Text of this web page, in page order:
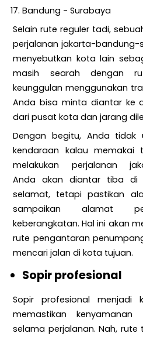
Bandung - Surabaya
Selain rute reguler tadi,
perjalanan jakarta-bandung-
menyebutkan kota lain
masih searah dengan
keunggulan menggunakan
Anda bisa minta diantar ke
dari pusat kota dan jarang
Dengan begitu, Anda tidak
kendaraan kalau memakai
melakukan perjalanan
Anda akan diantar tiba di
selamat, tetapi pastikan
sampaikan alamat
keberangkatan. Hal ini akan
rute pengantaran
mencari jalan di kota tujuan.
Sopir profesional
Sopir profesional menjadi
memastikan
selama perjalanan. Nah, rute